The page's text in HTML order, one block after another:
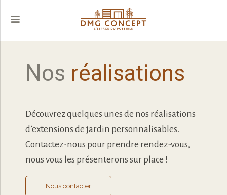
Nos réalisations
Découvrez quelques unes de nos réalisations
d’extensions de jardin personnalisables.
Contactez-nous pour prendre rendez-vous,
nous vous les présenterons sur place !
Nous contacter